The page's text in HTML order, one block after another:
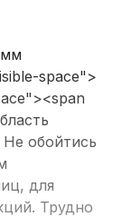
space">
обойтись
для
Трудно